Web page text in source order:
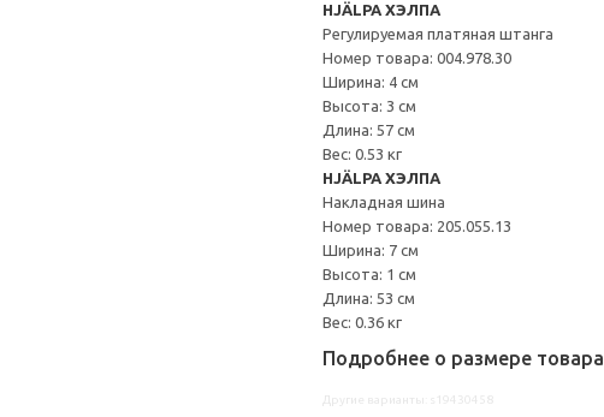
HJÄLPA ХЭЛПА
Регулируемая платяная штанга
Номер товара: 004.978.30
Ширина: 4 см
Высота: 3 см
Длина: 57 см
Вес: 0.53 кг
HJÄLPA ХЭЛПА
Накладная шина
Номер товара: 205.055.13
Ширина: 7 см
Высота: 1 см
Длина: 53 см
Вес: 0.36 кг
Подробнее о размере товара